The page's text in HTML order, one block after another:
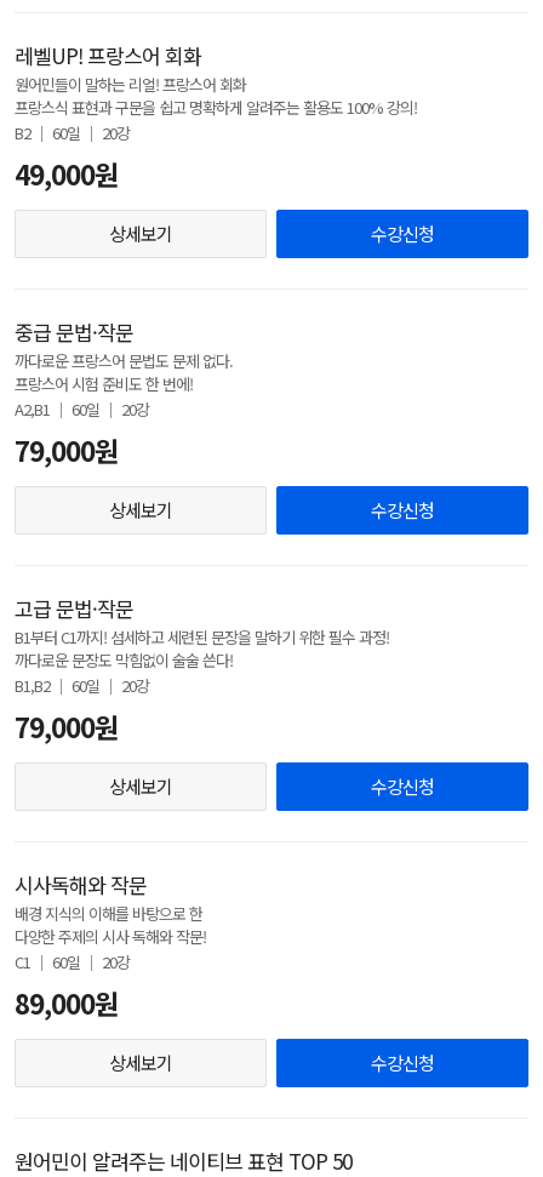
레벨UP! 프랑스어 회화
원어민들이 말하는 리얼! 프랑스어 회화
프랑스식 표현과 구문을 쉽고 명확하게 알려주는 활용도 100% 강의!
B2 │ 60일 │ 20강
49,000원
상세보기 수강신청
중급 문법·작문
까다로운 프랑스어 문법도 문제 없다.
프랑스어 시험 준비도 한 번에!
A2,B1 │ 60일 │ 20강
79,000원
상세보기 수강신청
고급 문법·작문
B1부터 C1까지! 섬세하고 세련된 문장을 말하기 위한 필수 과정!
까다로운 문장도 막힘없이 술술 쓴다!
B1,B2 │ 60일 │ 20강
79,000원
상세보기 수강신청
시사독해와 작문
배경 지식의 이해를 바탕으로 한
다양한 주제의 시사 독해와 작문!
C1 │ 60일 │ 20강
89,000원
상세보기 수강신청
원어민이 알려주는 네이티브 표현 TOP 50